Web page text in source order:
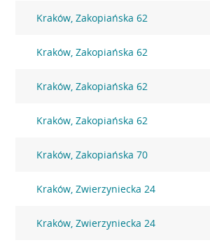
Kraków, Zakopiańska 62
Kraków, Zakopiańska 62
Kraków, Zakopiańska 62
Kraków, Zakopiańska 62
Kraków, Zakopiańska 70
Kraków, Zwierzyniecka 24
Kraków, Zwierzyniecka 24